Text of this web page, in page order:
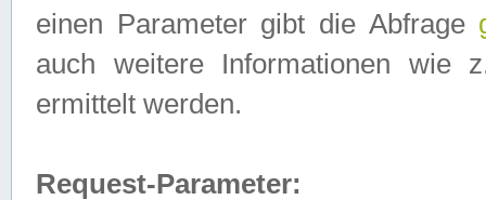
einen Parameter gibt die Abfrage
auch weitere Informationen wie
ermittelt werden.
Request-Parameter: